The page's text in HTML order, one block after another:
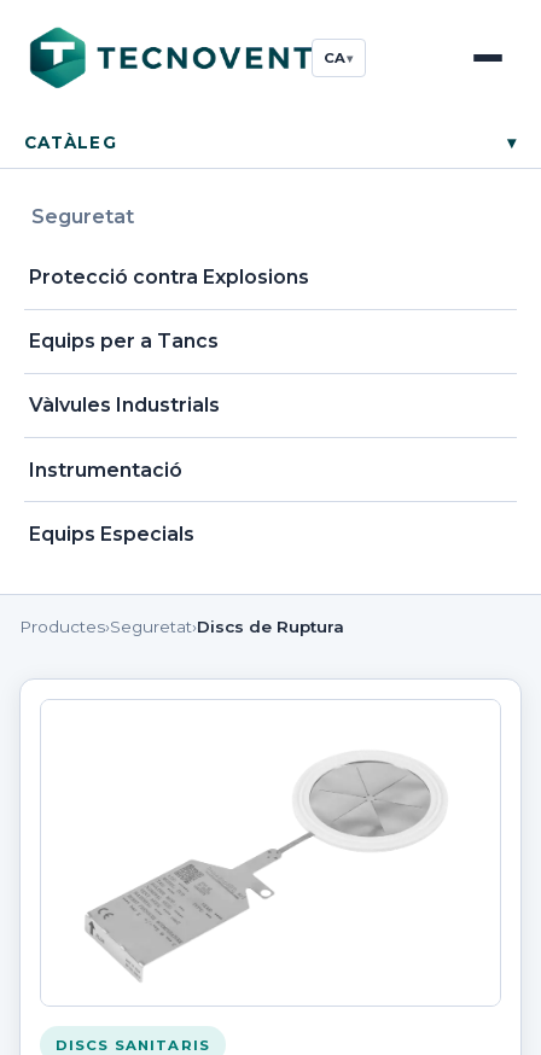
CA▾
CATÀLEG ▾
Seguretat
Protecció contra Explosions
Equips per a Tancs
Vàlvules Industrials
Instrumentació
Equips Especials
Productes›Seguretat›Discs de Ruptura
DISCS SANITARIS